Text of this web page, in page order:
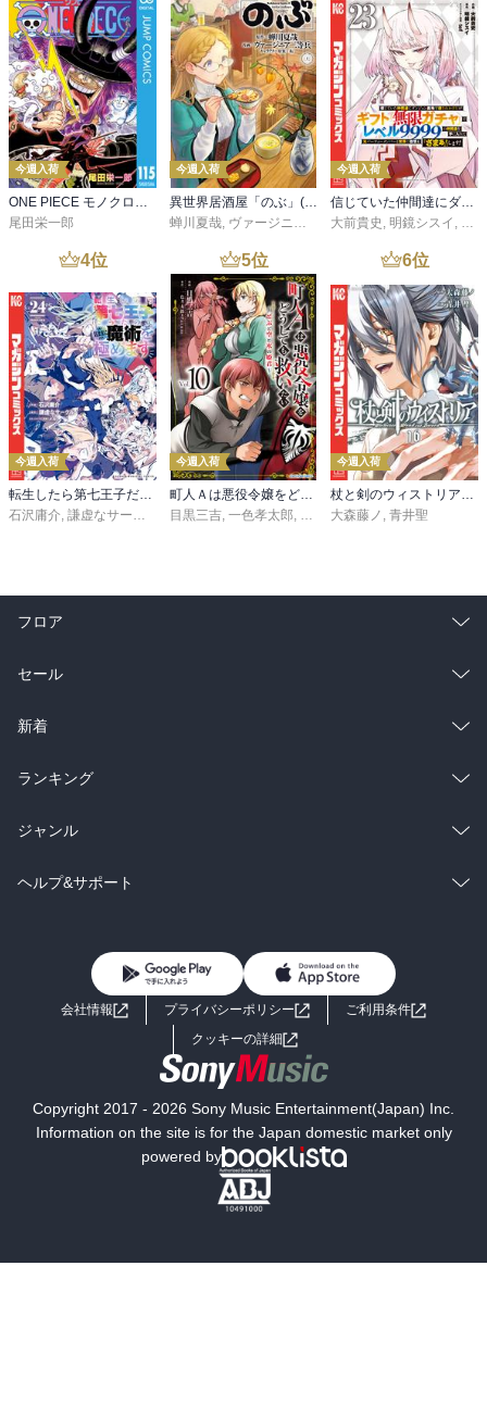
今週入荷
ONE PIECE モノクロ版 115
尾田栄一郎
今週入荷
異世界居酒屋「のぶ」(22)
蝉川夏哉, ヴァージニア二等兵 ,転
今週入荷
信じていた仲間達にダンジョン奥地で殺されかけたがギフト『無限ガチャ』でレベル９９９９の仲間達を手に入れて元パーティーメンバーと世界に復讐＆『ざまぁ！』します！（２３）
大前貴史 , 明鏡シスイ , ｔ
4位
今週入荷
転生したら第七王子だったので、気ままに魔術を極めます（２４）
石沢庸介, 謙虚なサークル メル。
5位
今週入荷
町人Ａは悪役令嬢をどうしても救いたい ～どぶと空と氷の姫君～１０【電子書店共通特典イラスト付】
目黒三吉, 一色孝太郎, Parum
6位
今週入荷
杖と剣のウィストリア（１６）
大森藤ノ , 青井聖
フロア
総合
ラノベ
雑誌・グラビア
BL・TL
セール
総合
ラノベ
雑誌・グラビア
BL・TL
新着
総合
ラノベ
雑誌・グラビア
ランキング
総合
ラノベ
ジャンル
コミック
ライトノベル 男子向けラノベ
小説
海外小説
ミステリー SF
文学
ヘルプ&サポート
よくあるご質問 お問い合わせ
会社情報 プライバシーポリシー
ご利用条件
クッキーの詳細
Copyright 2017 - 2026 Sony Music Entertainment(Japan) Inc.
Information on the site is for the Japan domestic market only
powered by